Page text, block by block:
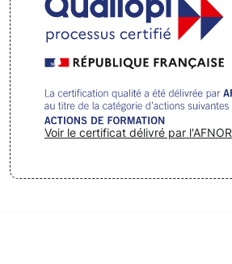
Voir le certificat délivré par l'AFNOR